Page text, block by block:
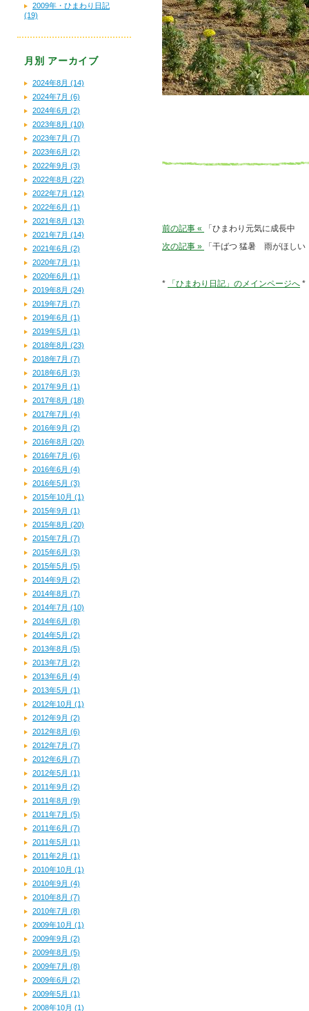
前の記事 «
「ひまわり元気に成長中
次の記事 »
「干ばつ 猛暑 雨がほしい
* 「ひまわり日記」のメインページへ *
2009年・ひまわり日記
(19)
月別 アーカイブ
2024年8月 (14)
2024年7月 (6)
2024年6月 (2)
2023年8月 (10)
2023年7月 (7)
2023年6月 (2)
2022年9月 (3)
2022年8月 (22)
2022年7月 (12)
2022年6月 (1)
2021年8月 (13)
2021年7月 (14)
2021年6月 (2)
2020年7月 (1)
2020年6月 (1)
2019年8月 (24)
2019年7月 (7)
2019年6月 (1)
2019年5月 (1)
2018年8月 (23)
2018年7月 (7)
2018年6月 (3)
2017年9月 (1)
2017年8月 (18)
2017年7月 (4)
2016年9月 (2)
2016年8月 (20)
2016年7月 (6)
2016年6月 (4)
2016年5月 (3)
2015年10月 (1)
2015年9月 (1)
2015年8月 (20)
2015年7月 (7)
2015年6月 (3)
2015年5月 (5)
2014年9月 (2)
2014年8月 (7)
2014年7月 (10)
2014年6月 (8)
2014年5月 (2)
2013年8月 (5)
2013年7月 (2)
2013年6月 (4)
2013年5月 (1)
2012年10月 (1)
2012年9月 (2)
2012年8月 (6)
2012年7月 (7)
2012年6月 (7)
2012年5月 (1)
2011年9月 (2)
2011年8月 (9)
2011年7月 (5)
2011年6月 (7)
2011年5月 (1)
2011年2月 (1)
2010年10月 (1)
2010年9月 (4)
2010年8月 (7)
2010年7月 (8)
2009年10月 (1)
2009年9月 (2)
2009年8月 (5)
2009年7月 (8)
2009年6月 (2)
2009年5月 (1)
2008年10月 (1)